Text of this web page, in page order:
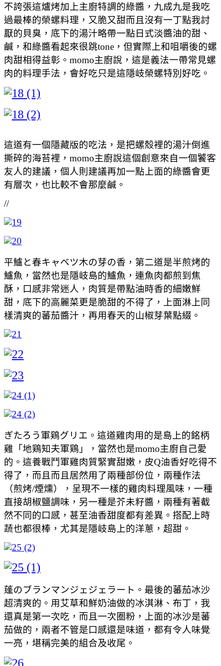
不誇張這爐烤加上主廚特調的綠醬，九成九是我吃
過最棒的榮螺料理，又脆又甜而且沒有一丁點我討
厭的貝臭，底下的湯汁略帶一點日式淡醬油的甜、
鹹，和綠醬看起來很跳tone，但實際上和咀嚼後的螺
肉甜相得益彰。momo主廚說，這是義法一帶常見螺
肉的料理手法，會好吃只是這隱岐榮螺特別好吃。
這道有一個隱藏版的吃法，是把螺殼裡的湯汁倒進
撕碎的海苔裡，momo主廚說這個創意來自一個饕客
友人的建議，個人則建議再加一點上面的綠醬會更
有層次，也比較不會那麼鹹。
//
平鱸と春キャベツ木の芽の香，第二道是半煎烤的
鱸魚，當然也是隱岐島的鱸魚，連魚肉都煎到焦
酥，口感非常迷人，肉質是帶點油時香的細嫩鮮
甜，底下的高麗菜更是脆甜的不得了，上面淋上同
樣清爽的蕃茄醬汁，再用春天的山椒芽葉點綴。
ぎたろう軍鶏グリエ。這道雞肉用的是島上的銘柄
雞「地鶏知夫軍鶏」，當然也是momo主廚自己愛
的。這養戰鬥軍雞肉質緊實甜嫩，皮Q油香好吃得不
得了，而且而且居然用了兩種部份位，兩種作法
（煎烤/煙燻），呈現不一樣的雞肉料理風味，一種
直接胡椒鹽調味，另一種是芥未籽醬，兩種有著截
然不同的口感，甚至油香甜度都有差異。搭配上時
蔬也都很棒，尤其是隱岐島上的洋蔥，超甜。
蓬のブランマンジェジェラート。最後的蕃茄冰沙
超清爽的。用艾草和鮮奶油做的冰淇淋、布丁，我
還真是第一次吃，而且一次圈粉，上面的冰沙是蕃
茄做的，兩者不管是口感還是味道，都有令人味覺
一亮，堪稱完美的組合及收尾。